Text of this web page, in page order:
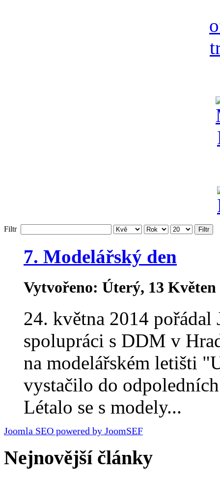
Filtr Filtr
7. Modelářský den
Vytvořeno: Úterý, 13 Květen
24. května 2014
spolupráci s DDM v
na modelářském letišti
vystačilo do
Létalo se s modely...
Joomla SEO powered by JoomSEF
Nejnovější články